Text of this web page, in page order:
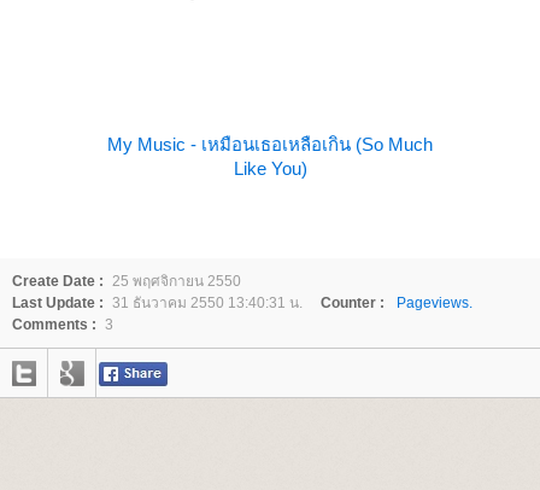
My Music - เหมือนเธอเหลือเกิน (So Much
Like You)
Create Date : 25 พฤศจิกายน 2550
Last Update : 31 ธันวาคม 2550 13:40:31 น. Counter :
Pageviews.
Comments : 3